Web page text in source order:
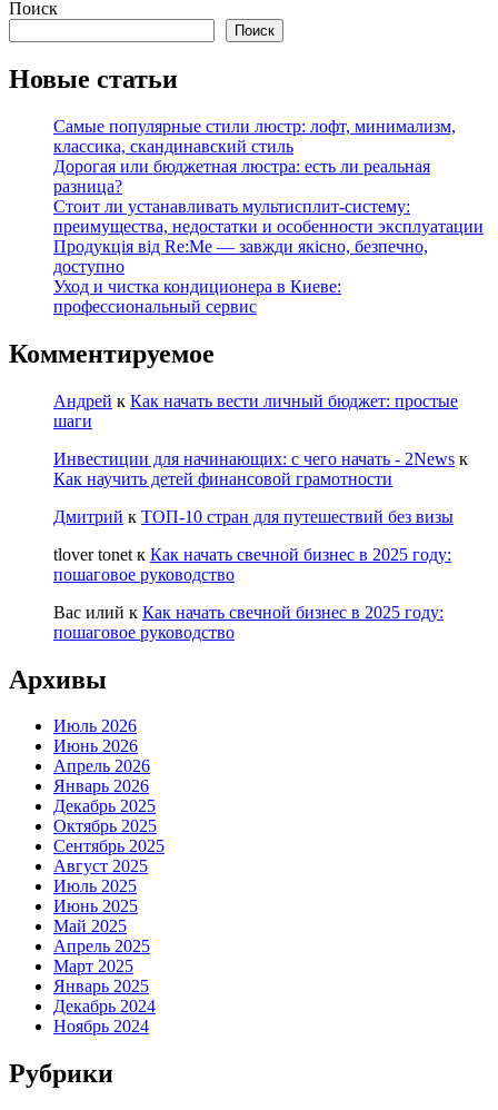
Поиск
Поиск
Новые статьи
Самые популярные стили люстр: лофт, минимализм,
классика, скандинавский стиль
Дорогая или бюджетная люстра: есть ли реальная
разница?
Стоит ли устанавливать мультисплит-систему:
преимущества, недостатки и особенности эксплуатации
Продукція від Re:Me — завжди якісно, безпечно,
доступно
Уход и чистка кондиционера в Киеве:
профессиональный сервис
Комментируемое
Андрей к Как начать вести личный бюджет: простые
шаги
Инвестиции для начинающих: с чего начать - 2News к
Как научить детей финансовой грамотности
Дмитрий к ТОП-10 стран для путешествий без визы
tlover tonet к Как начать свечной бизнес в 2025 году:
пошаговое руководство
Вас илий к Как начать свечной бизнес в 2025 году:
пошаговое руководство
Архивы
Июль 2026
Июнь 2026
Апрель 2026
Январь 2026
Декабрь 2025
Октябрь 2025
Сентябрь 2025
Август 2025
Июль 2025
Июнь 2025
Май 2025
Апрель 2025
Март 2025
Январь 2025
Декабрь 2024
Ноябрь 2024
Рубрики